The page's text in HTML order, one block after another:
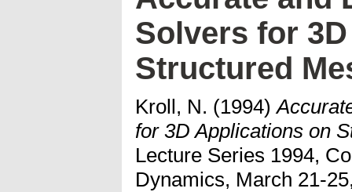
Solvers for
Structured
Kroll, N. (1994)
for 3D Applications on
Lecture Series 1994,
Dynamics, March 21-